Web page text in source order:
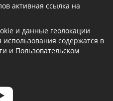
активная ссылка на
и данные геолокации
использования содержатся в
и Пользовательском